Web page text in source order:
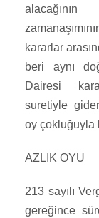
kararlar
beri aynı
Dairesi
suretiyle
oy çokluğuyla
AZLIK OYU
213 sayılı
gereğince